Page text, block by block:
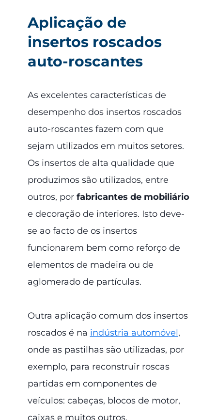
Aplicação de
insertos roscados
auto-roscantes
As excelentes características de
desempenho dos insertos roscados
auto-roscantes fazem com que
sejam utilizados em muitos setores.
Os insertos de alta qualidade que
produzimos são utilizados, entre
outros, por fabricantes de mobiliário
e decoração de interiores. Isto deve-
se ao facto de os insertos
funcionarem bem como reforço de
elementos de madeira ou de
aglomerado de partículas.
Outra aplicação comum dos insertos
roscados é na indústria automóvel,
onde as pastilhas são utilizadas, por
exemplo, para reconstruir roscas
partidas em componentes de
veículos: cabeças, blocos de motor,
caixas e muitos outros.